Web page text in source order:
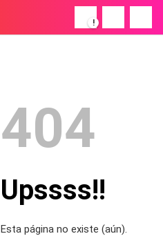
!
404
Upssss!!
Esta página no existe (aún).